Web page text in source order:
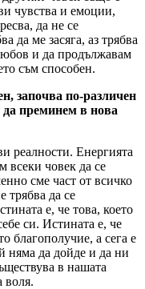
чувства и емоции,
да не се
да ме засяга, аз трябва
и да продължавам
съм способен.
започва по-различен
да преминем в нова
реалности. Енергията
всеки човек да се
сме част от всичко
трябва да се
е, че това, което
си. Истината е, че
благополучие, а сега е
няма да дойде и да ни
в нашата
воля.